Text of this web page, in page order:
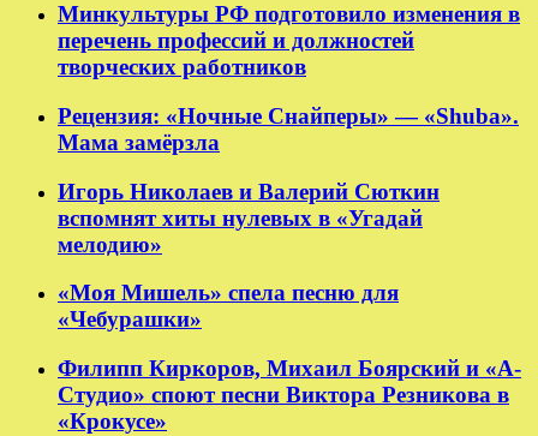
Минкультуры РФ подготовило изменения в
перечень профессий и должностей
творческих работников
Рецензия: «Ночные Снайперы» — «Shuba».
Мама замёрзла
Игорь Николаев и Валерий Сюткин
вспомнят хиты нулевых в «Угадай
мелодию»
«Моя Мишель» спела песню для
«Чебурашки»
Филипп Киркоров, Михаил Боярский и «А-
Студио» споют песни Виктора Резникова в
«Крокусе»